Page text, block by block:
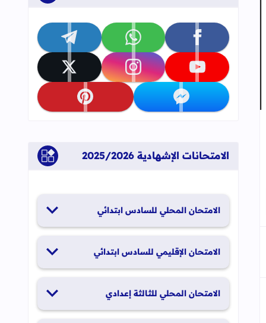
العلامات المرجعية
تابعنا على facebook تابعنا على whatsapp تابعنا على telegram
تابعنا على youtube تابعنا على instagram تابعنا على x
تابعنا على messenger تابعنا على pinterest
الامتحانات الإشهادية 2025/2026
الامتحان المحلي للسادس ابتدائي
الامتحان الإقليمي للسادس ابتدائي
الامتحان المحلي للثالثة إعدادي